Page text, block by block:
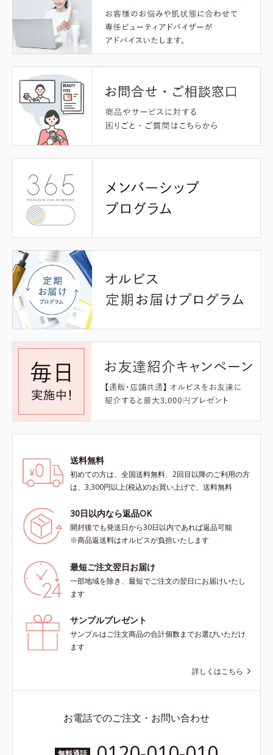
送料無料
初めての方は、全国送料無料、2回目以降のご利用の方
は、3,300円以上(税込)のお買い上げで、送料無料
30日以内なら返品OK
開封後でも発送日から30日以内であれば返品可能
※商品返送料はオルビスが負担いたします
最短ご注文翌日お届け
一部地域を除き、最短でご注文の翌日にお届けいたし
ます
サンプルプレゼント
サンプルはご注文商品の合計個数までお選びいただけ
ます
詳しくはこちら
お電話でのご注文・お問い合わせ